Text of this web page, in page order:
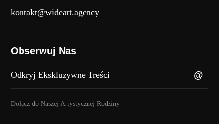
kontakt@wideart.agency
Obserwuj Nas
Dołącz do Naszej Artystycznej Rodziny